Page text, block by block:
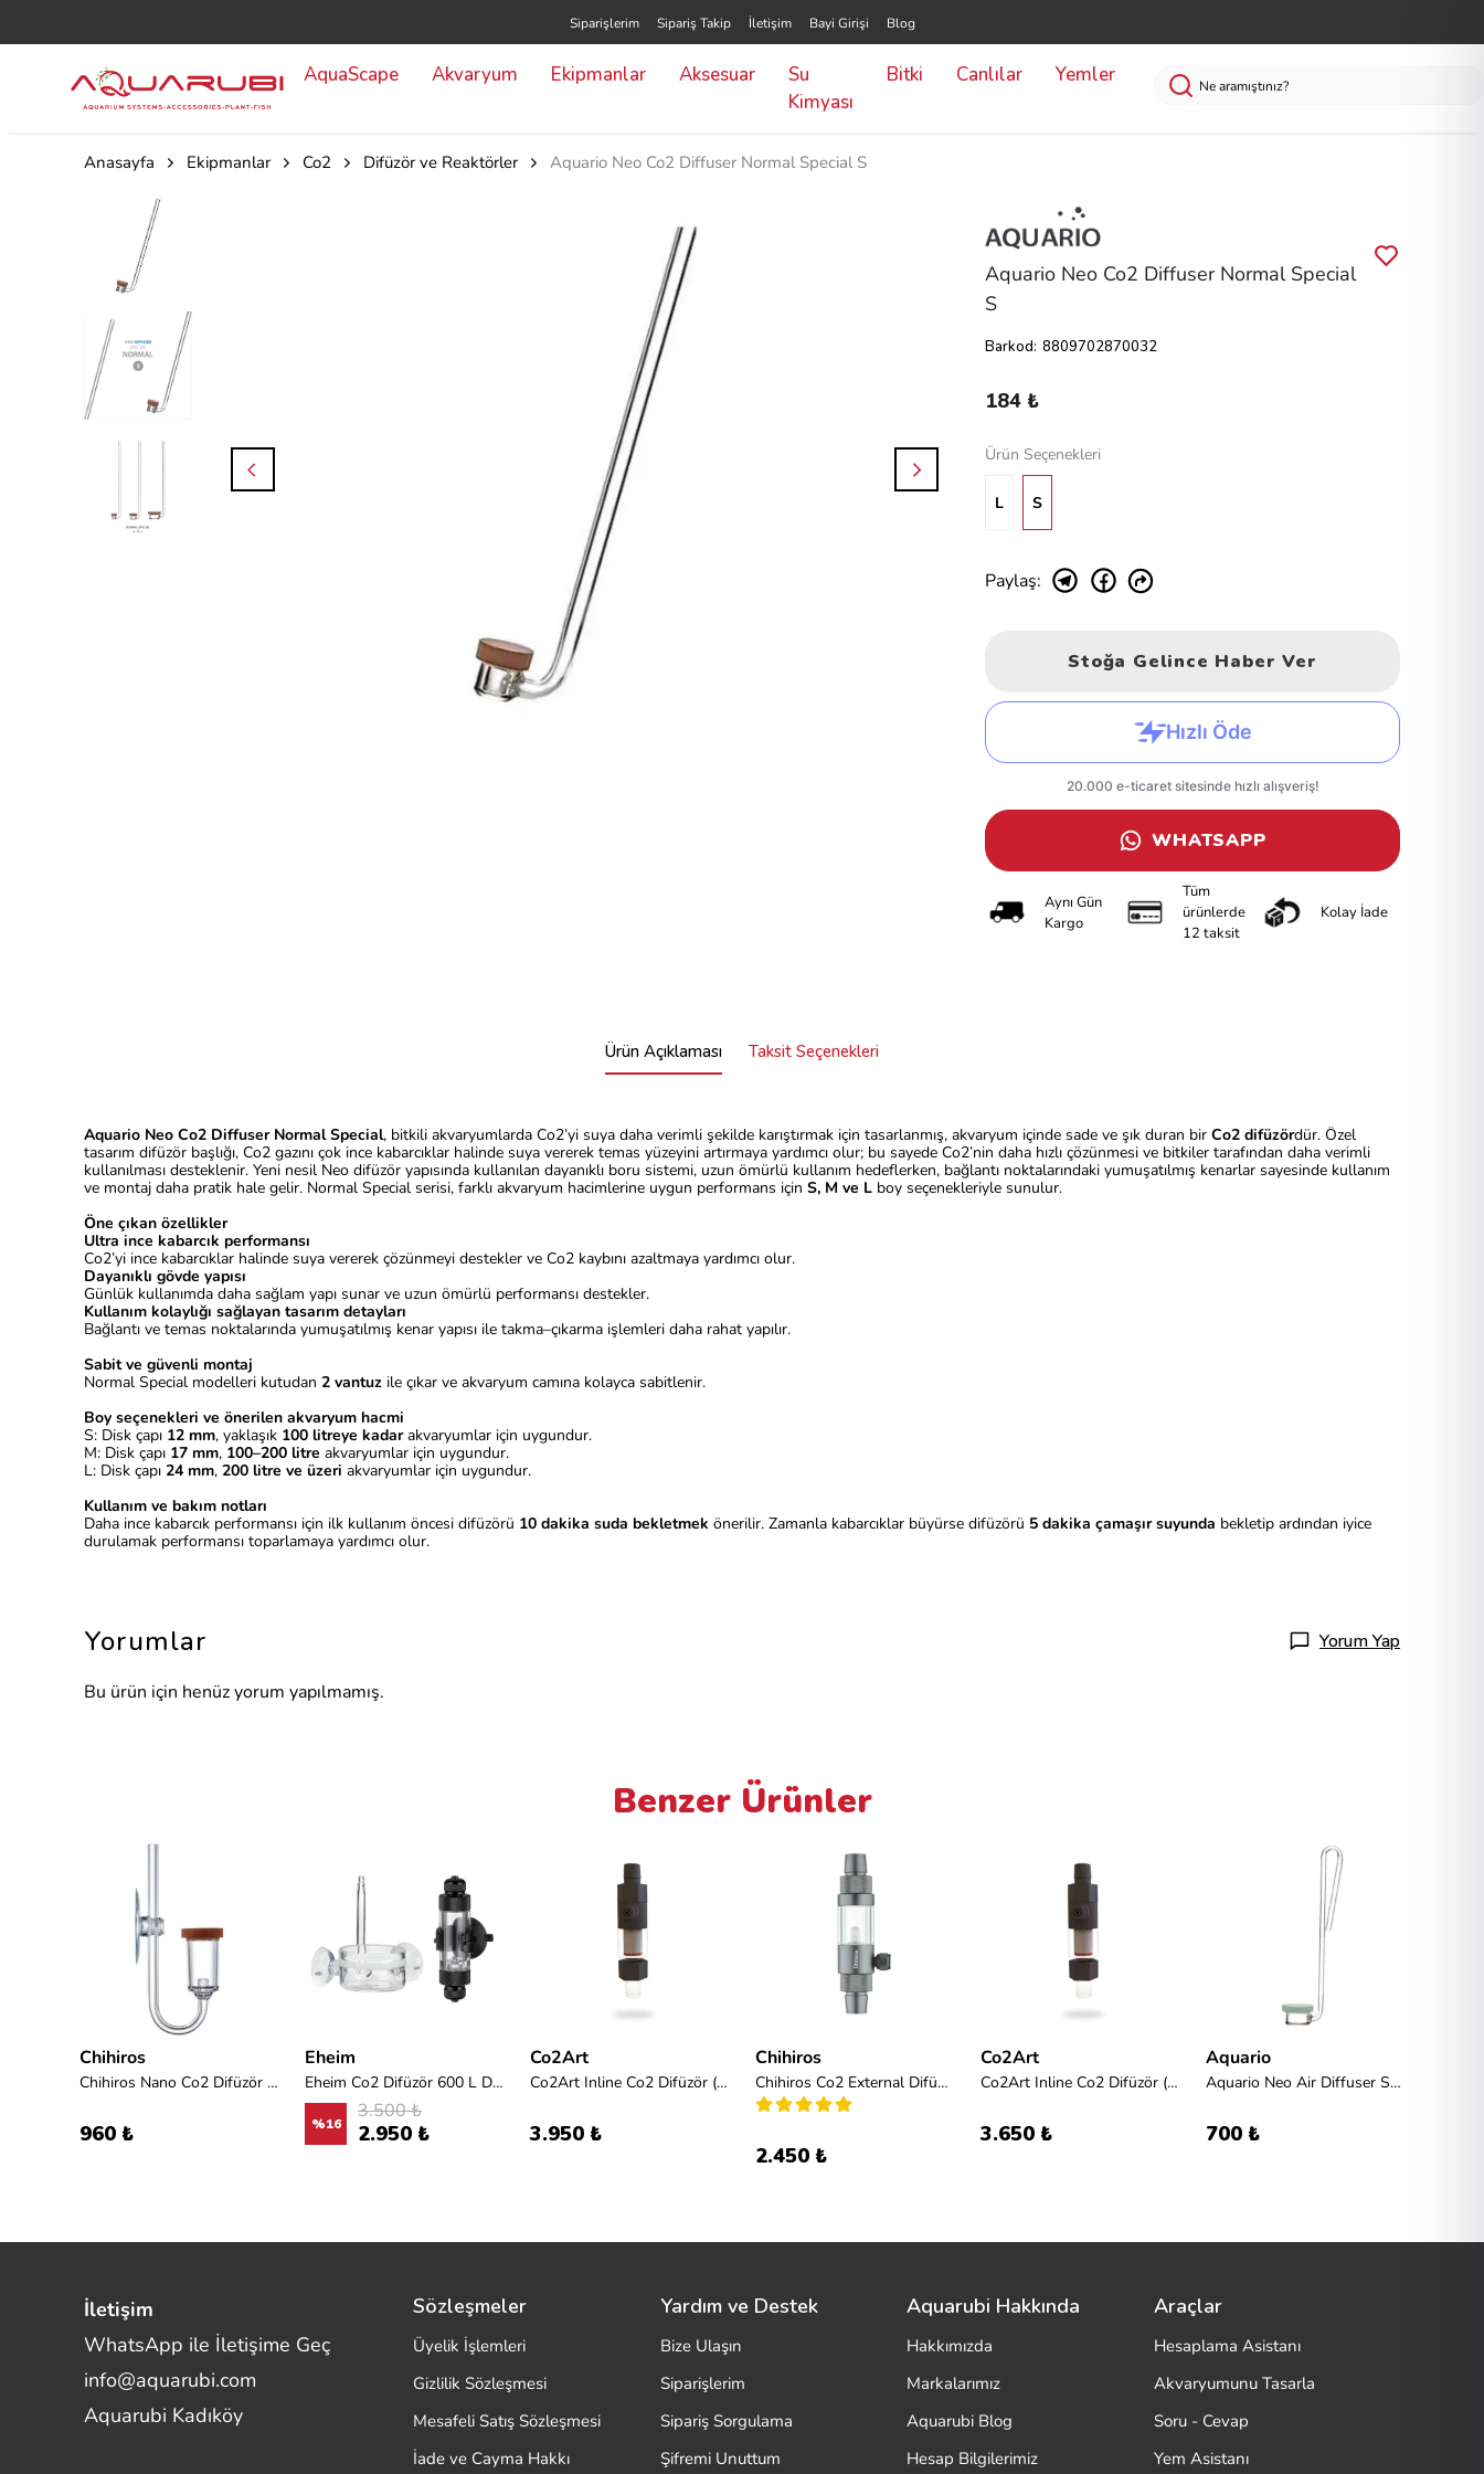
Siparişlerim Sipariş Takip İletişim Bayi Girişi Blog
AquaScape Akvaryum Ekipmanlar Aksesuar
Su
Kimyası
Bitki Canlılar Yemler
Anasayfa Ekipmanlar Co2 Difüzör ve Reaktörler Aquario Neo Co2 Diffuser Normal Special S
Aquario Neo Co2 Diffuser Normal Special
S
Barkod: 8809702870032
184 ₺
Ürün Seçenekleri
L S
Paylaş:
Stoğa Gelince Haber Ver
WHATSAPP
Aynı Gün
Kargo
Tüm
ürünlerde
12 taksit
Kolay İade
Ürün Açıklaması Taksit Seçenekleri
Aquario Neo Co2 Diffuser Normal Special, bitkili akvaryumlarda Co2’yi suya daha verimli şekilde karıştırmak için tasarlanmış, akvaryum içinde sade ve şık duran bir Co2 difüzördür. Özel
tasarım difüzör başlığı, Co2 gazını çok ince kabarcıklar halinde suya vererek temas yüzeyini artırmaya yardımcı olur; bu sayede Co2’nin daha hızlı çözünmesi ve bitkiler tarafından daha verimli
kullanılması desteklenir. Yeni nesil Neo difüzör yapısında kullanılan dayanıklı boru sistemi, uzun ömürlü kullanım hedeflerken, bağlantı noktalarındaki yumuşatılmış kenarlar sayesinde kullanım
ve montaj daha pratik hale gelir. Normal Special serisi, farklı akvaryum hacimlerine uygun performans için S, M ve L boy seçenekleriyle sunulur.
Öne çıkan özellikler
Ultra ince kabarcık performansı
Co2’yi ince kabarcıklar halinde suya vererek çözünmeyi destekler ve Co2 kaybını azaltmaya yardımcı olur.
Dayanıklı gövde yapısı
Günlük kullanımda daha sağlam yapı sunar ve uzun ömürlü performansı destekler.
Kullanım kolaylığı sağlayan tasarım detayları
Bağlantı ve temas noktalarında yumuşatılmış kenar yapısı ile takma–çıkarma işlemleri daha rahat yapılır.
Sabit ve güvenli montaj
Normal Special modelleri kutudan 2 vantuz ile çıkar ve akvaryum camına kolayca sabitlenir.
Boy seçenekleri ve önerilen akvaryum hacmi
S: Disk çapı 12 mm, yaklaşık 100 litreye kadarakvaryumlar için uygundur.
M: Disk çapı 17 mm, 100–200 litre akvaryumlar için uygundur.
L: Disk çapı 24 mm, 200 litre ve üzeri akvaryumlar için uygundur.
Kullanım ve bakım notları
Daha ince kabarcık performansı için ilk kullanım öncesi difüzörü 10 dakika suda bekletmek önerilir. Zamanla kabarcıklar büyürse difüzörü 5 dakika çamaşır suyunda bekletip ardından iyice
durulamak performansı toparlamaya yardımcı olur.
Yorumlar Yorum Yap
Bu ürün için henüz yorum yapılmamış.
Benzer Ürünler
Chihiros
Chihiros Nano Co2 Difüzör - M
960 ₺
Eheim
Eheim Co2 Difüzör 600 L Damla Sayaçlı
%16
3.500 ₺
2.950 ₺
Co2Art
Co2Art Inline Co2 Difüzör (16/22)
3.950 ₺
Chihiros
Chihiros Co2 External Difüzör 16-22
2.450 ₺
Co2Art
Co2Art Inline Co2 Difüzör (12/16)
3.650 ₺
Aquario
Aquario Neo Air Diffuser Special Curved L
700 ₺
Sözleşmeler
Üyelik İşlemleri
Gizlilik Sözleşmesi
Mesafeli Satış Sözleşmesi
İade ve Cayma Hakkı
Yardım ve Destek
Bize Ulaşın
Siparişlerim
Sipariş Sorgulama
Şifremi Unuttum
Aquarubi Hakkında
Hakkımızda
Markalarımız
Aquarubi Blog
Hesap Bilgilerimiz
Araçlar
Hesaplama Asistanı
Akvaryumunu Tasarla
Soru - Cevap
Yem Asistanı
İletişim
WhatsApp ile İletişime Geç
info@aquarubi.com
Aquarubi Kadıköy
Merhaba! Size nasıl yardımcı
olabilirim?